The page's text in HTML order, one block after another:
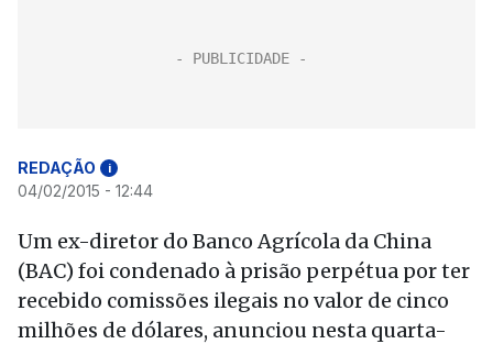
REDAÇÃO i
04/02/2015 - 12:44
Um ex-diretor do Banco Agrícola da China
(BAC) foi condenado à prisão perpétua por ter
recebido comissões ilegais no valor de cinco
milhões de dólares, anunciou nesta quarta-